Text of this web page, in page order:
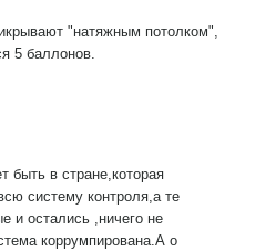
"натяжным потолком",
5 баллонов.
быть в стране,которая
систему контроля,а те
и остались ,ничего не
коррумпирована.А о